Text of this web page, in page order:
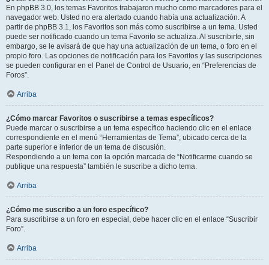
En phpBB 3.0, los temas Favoritos trabajaron mucho como marcadores para el
navegador web. Usted no era alertado cuando había una actualización. A
partir de phpBB 3.1, los Favoritos son más como suscribirse a un tema. Usted
puede ser notificado cuando un tema Favorito se actualiza. Al suscribirte, sin
embargo, se le avisará de que hay una actualización de un tema, o foro en el
propio foro. Las opciones de notificación para los Favoritos y las suscripciones
se pueden configurar en el Panel de Control de Usuario, en “Preferencias de
Foros”.
Arriba
¿Cómo marcar Favoritos o suscribirse a temas específicos?
Puede marcar o suscribirse a un tema específico haciendo clic en el enlace
correspondiente en el menú “Herramientas de Tema”, ubicado cerca de la
parte superior e inferior de un tema de discusión.
Respondiendo a un tema con la opción marcada de “Notificarme cuando se
publique una respuesta” también le suscribe a dicho tema.
Arriba
¿Cómo me suscribo a un foro específico?
Para suscribirse a un foro en especial, debe hacer clic en el enlace “Suscribir
Foro”.
Arriba